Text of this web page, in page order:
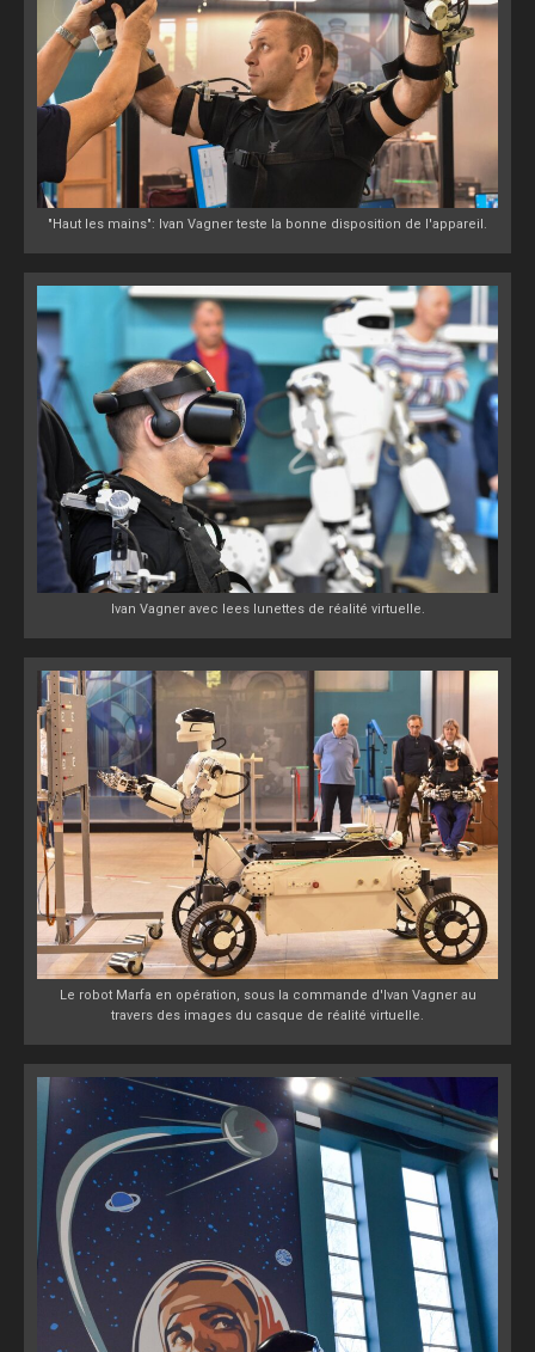
"Haut les mains": Ivan Vagner teste la bonne disposition de l'appareil.
Ivan Vagner avec lees lunettes de réalité virtuelle.
Le robot Marfa en opération, sous la commande d'Ivan Vagner au
travers des images du casque de réalité virtuelle.